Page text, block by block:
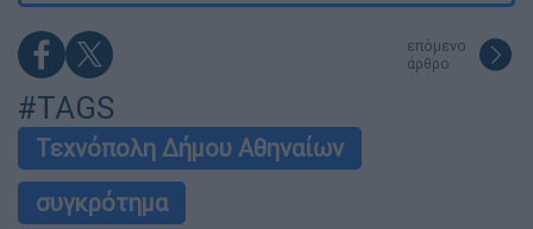
επόμενο
άρθρο
#TAGS
Τεχνόπολη Δήμου Αθηναίων
συγκρότημα